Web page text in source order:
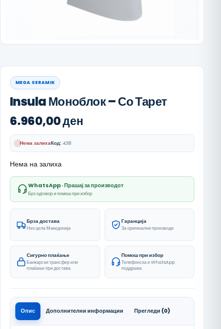
MEGA SERAMIK
Insula Моноблок – Со Тарет
6.960,00ден
Нема залихаКод: 438
Нема на залиха
WhatsApp · Прашај за производот
Брз одговор и помош при избор
Брза достава
Низ цела Македонија
Гаранција
За оригинални производи
Сигурно плаќање
Банкарски трансфер или
плаќање при достава
Помош при избор
Телефонска и WhatsApp
поддршка
Опис Дополнителни информации Прегледи (0)